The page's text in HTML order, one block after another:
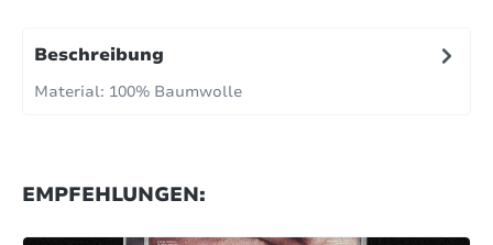
Beschreibung
Material: 100% Baumwolle
EMPFEHLUNGEN: